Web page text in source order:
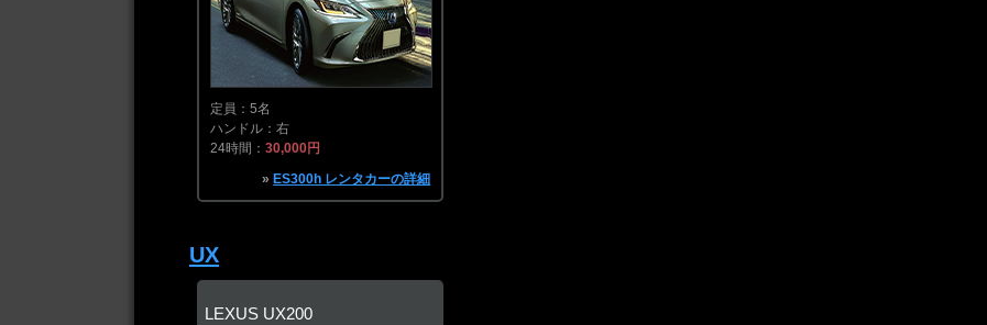
定員：5名
ハンドル：右
24時間：30,000円
» ES300h レンタカーの詳細
UX
LEXUS UX200